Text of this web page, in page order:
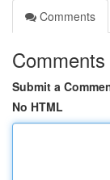
Comments
Comments
Submit a
No HTML